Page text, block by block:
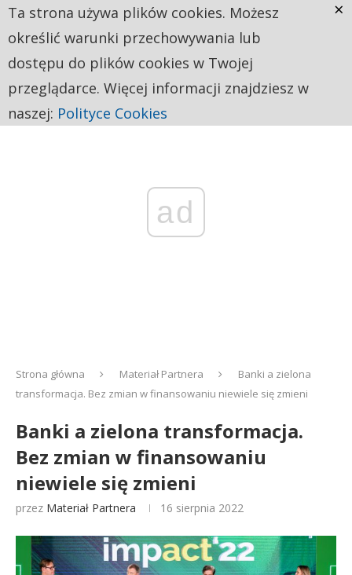
ad
Strona główna Materiał Partnera
Banki a zielona
transformacja. Bez zmian w finansowaniu niewiele się zmieni
Banki a zielona transformacja.
Bez zmian w finansowaniu
niewiele się zmieni
przez Materiał Partnera 16 sierpnia 2022
Ta strona używa plików cookies. Możesz
określić warunki przechowywania lub
dostępu do plików cookies w Twojej
przeglądarce. Więcej informacji znajdziesz w
naszej: Polityce Cookies
×